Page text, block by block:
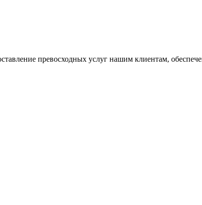
превосходных услуг нашим клиентам,